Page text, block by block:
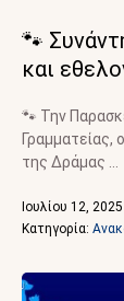
🐾
και
🐾 Την
Γραμματείας,
της Δράμας …
Ιουλίου 12, 2025
Κατηγορία: